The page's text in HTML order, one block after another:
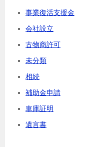
事業復活支援金
会社設立
古物商許可
未分類
相続
補助金申請
車庫証明
遺言書